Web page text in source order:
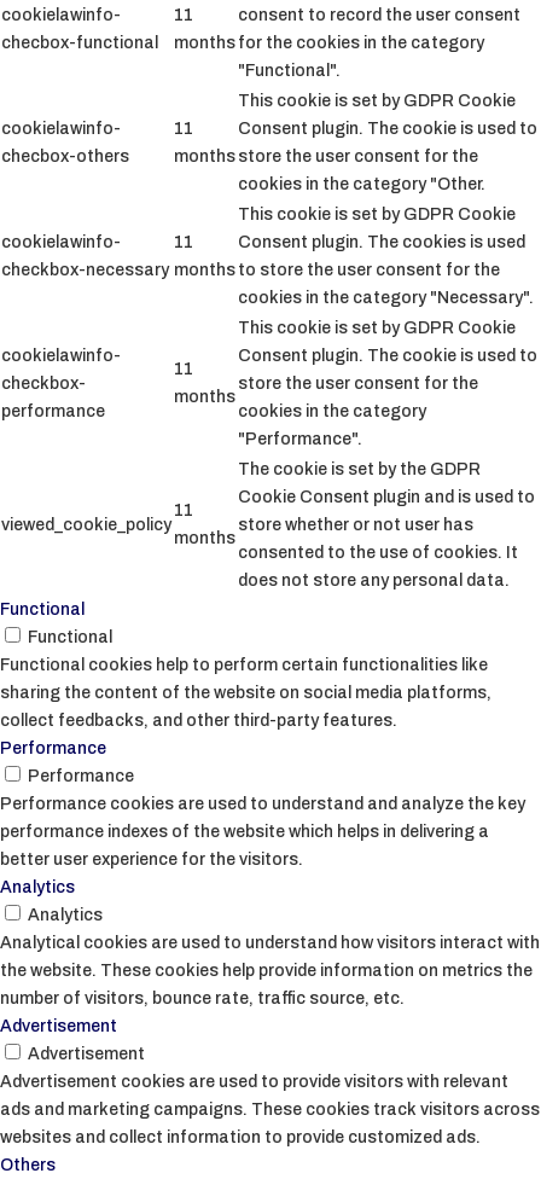
cookielawinfo-
checbox-functional
11
months
consent to record the user consent
for the cookies in the category
"Functional".
cookielawinfo-
checbox-others
11
months
This cookie is set by GDPR Cookie
Consent plugin. The cookie is used to
store the user consent for the
cookies in the category "Other.
cookielawinfo-
checkbox-necessary
11
months
This cookie is set by GDPR Cookie
Consent plugin. The cookies is used
to store the user consent for the
cookies in the category "Necessary".
cookielawinfo-
checkbox-
performance
11
months
This cookie is set by GDPR Cookie
Consent plugin. The cookie is used to
store the user consent for the
cookies in the category
"Performance".
viewed_cookie_policy
11
months
The cookie is set by the GDPR
Cookie Consent plugin and is used to
store whether or not user has
consented to the use of cookies. It
does not store any personal data.
Functional
Functional
Functional cookies help to perform certain functionalities like
sharing the content of the website on social media platforms,
collect feedbacks, and other third-party features.
Performance
Performance
Performance cookies are used to understand and analyze the key
performance indexes of the website which helps in delivering a
better user experience for the visitors.
Analytics
Analytics
Analytical cookies are used to understand how visitors interact with
the website. These cookies help provide information on metrics the
number of visitors, bounce rate, traffic source, etc.
Advertisement
Advertisement
Advertisement cookies are used to provide visitors with relevant
ads and marketing campaigns. These cookies track visitors across
websites and collect information to provide customized ads.
Others